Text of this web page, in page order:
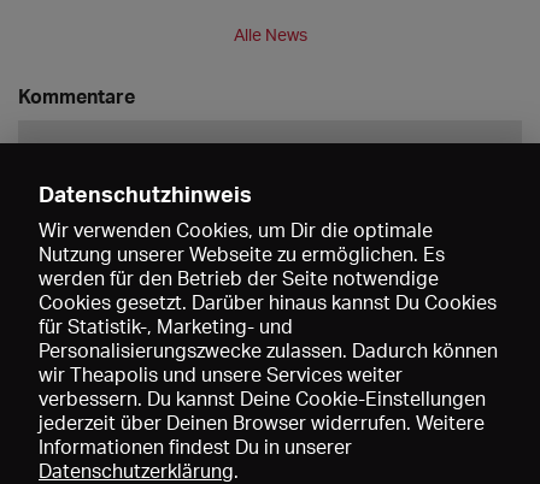
Alle News
Kommentare
Speichern
Datenschutzhinweis
Wir verwenden Cookies, um Dir die optimale
Nutzung unserer Webseite zu ermöglichen. Es
werden für den Betrieb der Seite notwendige
Cookies gesetzt. Darüber hinaus kannst Du Cookies
für Statistik-, Marketing- und
Personalisierungszwecke zulassen. Dadurch können
wir Theapolis und unsere Services weiter
verbessern. Du kannst Deine Cookie-Einstellungen
jederzeit über Deinen Browser widerrufen. Weitere
Informationen findest Du in unserer
Datenschutzerklärung.